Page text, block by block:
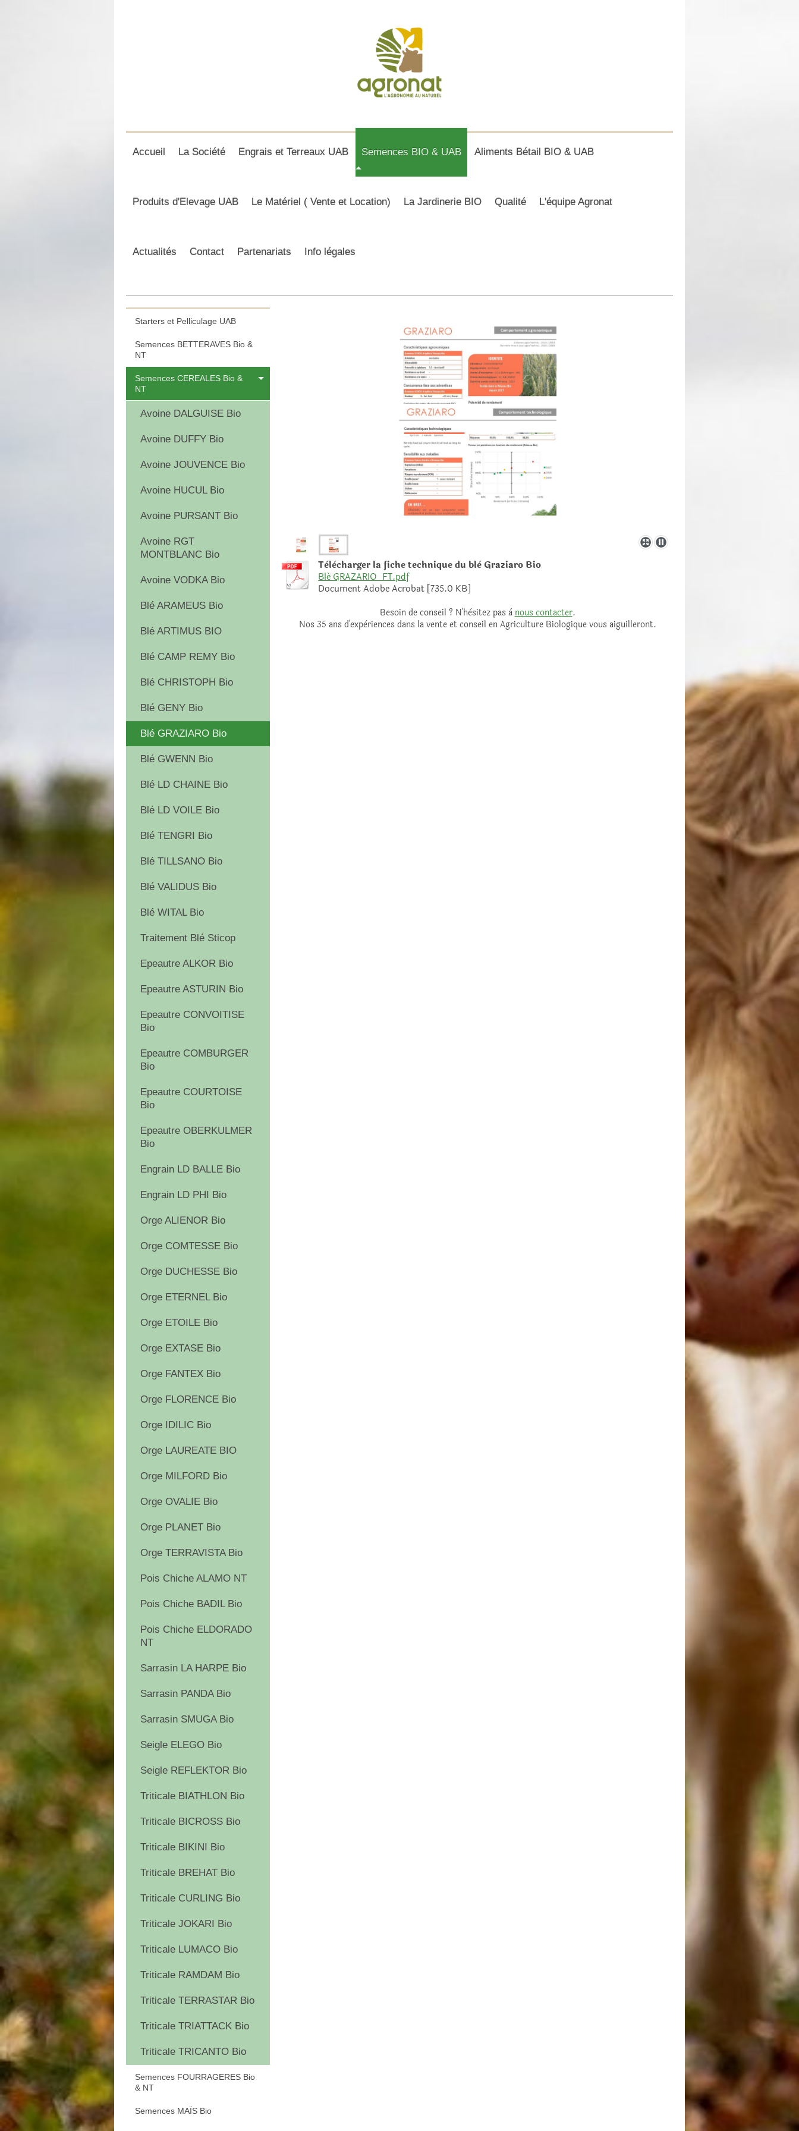
Accueil La Société Engrais et Terreaux UAB Semences BIO & UAB Aliments Bétail BIO & UAB
Produits d'Elevage UAB Le Matériel ( Vente et Location) La Jardinerie BIO Qualité L'équipe Agronat
Actualités Contact Partenariats Info légales
Tèlècharger la fiche technique du blè Graziaro Bio
Blé GRAZARIO_FT.pdf
Document Adobe Acrobat [735.0 KB]
Besoin de conseil ? N'hèsitez pas à nous contacter.
Nos 35 ans d'expèriences dans la vente et conseil en Agriculture Biologique vous aiguilleront.
Starters et Pelliculage UAB
Semences BETTERAVES Bio &
NT
Semences CEREALES Bio &
NT
Avoine DALGUISE Bio
Avoine DUFFY Bio
Avoine JOUVENCE Bio
Avoine HUCUL Bio
Avoine PURSANT Bio
Avoine RGT
MONTBLANC Bio
Avoine VODKA Bio
Blé ARAMEUS Bio
Blé ARTIMUS BIO
Blé CAMP REMY Bio
Blé CHRISTOPH Bio
Blé GENY Bio
Blé GRAZIARO Bio
Blé GWENN Bio
Blé LD CHAINE Bio
Blé LD VOILE Bio
Blé TENGRI Bio
Blé TILLSANO Bio
Blé VALIDUS Bio
Blé WITAL Bio
Traitement Blé Sticop
Epeautre ALKOR Bio
Epeautre ASTURIN Bio
Epeautre CONVOITISE
Bio
Epeautre COMBURGER
Bio
Epeautre COURTOISE
Bio
Epeautre OBERKULMER
Bio
Engrain LD BALLE Bio
Engrain LD PHI Bio
Orge ALIENOR Bio
Orge COMTESSE Bio
Orge DUCHESSE Bio
Orge ETERNEL Bio
Orge ETOILE Bio
Orge EXTASE Bio
Orge FANTEX Bio
Orge FLORENCE Bio
Orge IDILIC Bio
Orge LAUREATE BIO
Orge MILFORD Bio
Orge OVALIE Bio
Orge PLANET Bio
Orge TERRAVISTA Bio
Pois Chiche ALAMO NT
Pois Chiche BADIL Bio
Pois Chiche ELDORADO
NT
Sarrasin LA HARPE Bio
Sarrasin PANDA Bio
Sarrasin SMUGA Bio
Seigle ELEGO Bio
Seigle REFLEKTOR Bio
Triticale BIATHLON Bio
Triticale BICROSS Bio
Triticale BIKINI Bio
Triticale BREHAT Bio
Triticale CURLING Bio
Triticale JOKARI Bio
Triticale LUMACO Bio
Triticale RAMDAM Bio
Triticale TERRASTAR Bio
Triticale TRIATTACK Bio
Triticale TRICANTO Bio
Semences FOURRAGERES Bio
& NT
Semences MAÏS Bio